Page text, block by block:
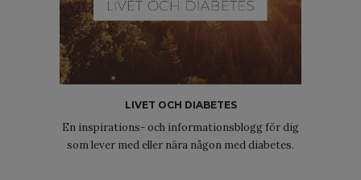
LIVET OCH DIABETES
En inspirations- och informationsblogg för dig
som lever med eller nära någon med diabetes.